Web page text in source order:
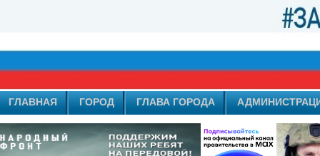
ГЛАВНАЯ ГОРОД ГЛАВА ГОРОДА